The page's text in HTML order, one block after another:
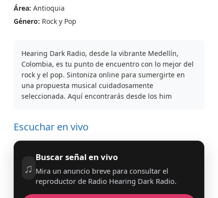
Área: Antioquia
Género: Rock y Pop
Hearing Dark Radio, desde la vibrante Medellín,
Colombia, es tu punto de encuentro con lo mejor del
rock y el pop. Sintoniza online para sumergirte en
una propuesta musical cuidadosamente
seleccionada. Aquí encontrarás desde los him
Escuchar en vivo
♫
Buscar señal en vivo
Mira un anuncio breve para consultar el
reproductor de Radio Hearing Dark Radio.